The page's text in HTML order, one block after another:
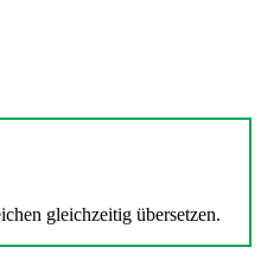
gleichzeitig übersetzen.